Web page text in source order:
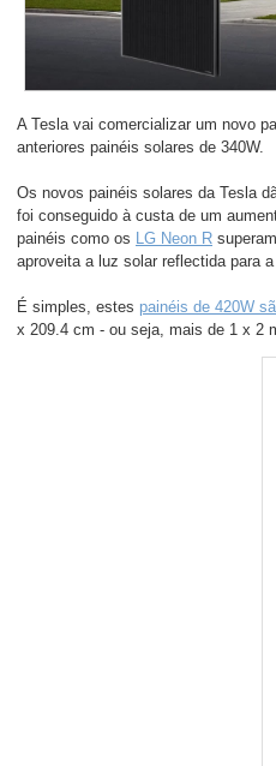
A Tesla vai comercializar um novo
anteriores painéis solares de 340W.
Os novos painéis solares da Tesla
foi conseguido à custa de um
painéis como os LG Neon R
aproveita a luz solar reflectida para
É simples, estes painéis de 420W
x 209.4 cm - ou seja, mais de 1 x 2